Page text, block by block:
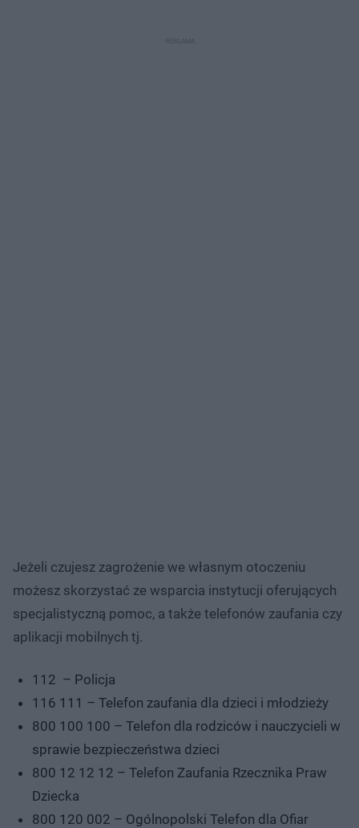
Jeżeli czujesz zagrożenie we własnym otoczeniu
możesz skorzystać ze wsparcia instytucji oferujących
specjalistyczną pomoc, a także telefonów zaufania czy
aplikacji mobilnych tj.
112 – Policja
116 111 – Telefon zaufania dla dzieci i młodzieży
800 100 100 – Telefon dla rodziców i nauczycieli w
sprawie bezpieczeństwa dzieci
800 12 12 12 – Telefon Zaufania Rzecznika Praw
Dziecka
800 120 002 – Ogólnopolski Telefon dla Ofiar